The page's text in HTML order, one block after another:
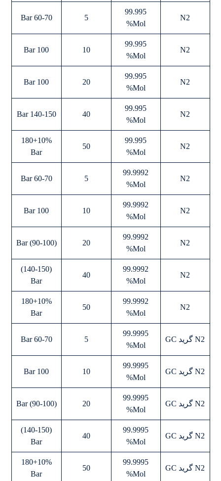
N2
99.995
Mol%
5
60-70 Bar
N2
99.995
Mol%
10
100 Bar
N2
99.995
Mol%
20
100 Bar
N2
99.995
Mol%
40
140-150 Bar
N2
99.995
Mol%
50
180+10%
Bar
N2
99.9992
Mol%
5
60-70 Bar
N2
99.9992
Mol%
10
100 Bar
N2
99.9992
Mol%
20
(90-100) Bar
N2
99.9992
Mol%
40
(140-150)
Bar
N2
99.9992
Mol%
50
180+10%
Bar
N2 گرید GC
99.9995
Mol%
5
60-70 Bar
N2 گرید GC
99.9995
Mol%
10
100 Bar
N2 گرید GC
99.9995
Mol%
20
(90-100) Bar
N2 گرید GC
99.9995
Mol%
40
(140-150)
Bar
N2 گرید GC
99.9995
Mol%
50
180+10%
Bar